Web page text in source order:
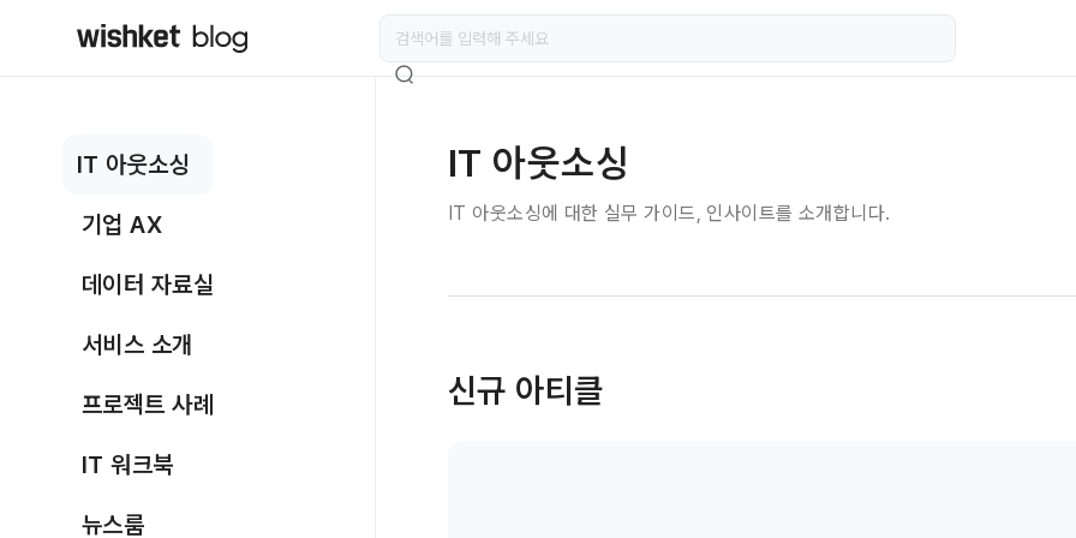
IT 아웃소싱
기업 AX
데이터 자료실
서비스 소개
프로젝트 사례
IT 워크북
뉴스룸
IT 아웃소싱
IT 아웃소싱에 대한 실무 가이드, 인사이트를 소개합니다.
신규 아티클